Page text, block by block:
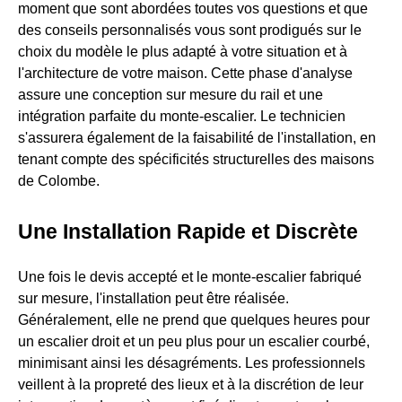
moment que sont abordées toutes vos questions et que
des conseils personnalisés vous sont prodigués sur le
choix du modèle le plus adapté à votre situation et à
l'architecture de votre maison. Cette phase d'analyse
assure une conception sur mesure du rail et une
intégration parfaite du monte-escalier. Le technicien
s'assurera également de la faisabilité de l'installation, en
tenant compte des spécificités structurelles des maisons
de Colombe.
Une Installation Rapide et Discrète
Une fois le devis accepté et le monte-escalier fabriqué
sur mesure, l'installation peut être réalisée.
Généralement, elle ne prend que quelques heures pour
un escalier droit et un peu plus pour un escalier courbé,
minimisant ainsi les désagréments. Les professionnels
veillent à la propreté des lieux et à la discrétion de leur